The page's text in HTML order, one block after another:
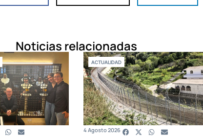
Noticias relacionadas
ACTUALIDAD
4 Agosto 2026